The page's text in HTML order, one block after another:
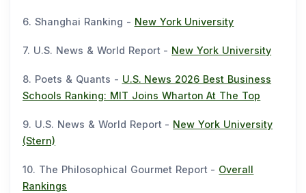
6. Shanghai Ranking - New York University
7. U.S. News & World Report - New York University
8. Poets & Quants - U.S. News 2026 Best Business
Schools Ranking: MIT Joins Wharton At The Top
9. U.S. News & World Report - New York University
(Stern)
10. The Philosophical Gourmet Report - Overall
Rankings